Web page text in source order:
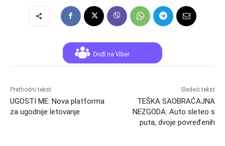
Prethodni tekst
UGOSTI ME: Nova platforma
za ugodnije letovanje
Sledeći tekst
TEŠKA SAOBRAĆAJNA
NEZGODA: Auto sleteo s
puta, dvoje povređenih